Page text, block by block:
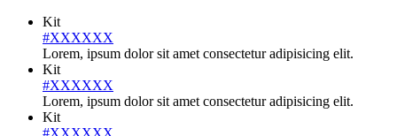
Kit
#XXXXXX
Lorem, ipsum dolor sit amet consectetur adipisicing elit.
Kit
#XXXXXX
Lorem, ipsum dolor sit amet consectetur adipisicing elit.
Kit
#XXXXXX